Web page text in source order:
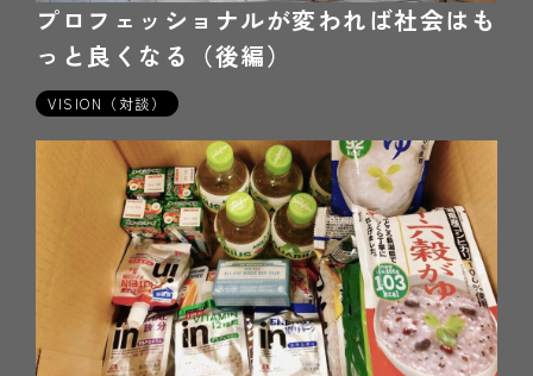
プロフェッショナルが変われば社会はも
っと良くなる（後編）
VISION（対談）